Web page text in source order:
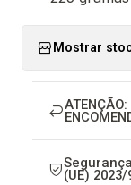
Mostrar
(UE) 2023/